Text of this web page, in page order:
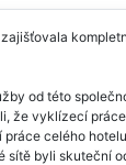
zajišťovala
od této
že vyklízecí
celého
sítě byli skuteční